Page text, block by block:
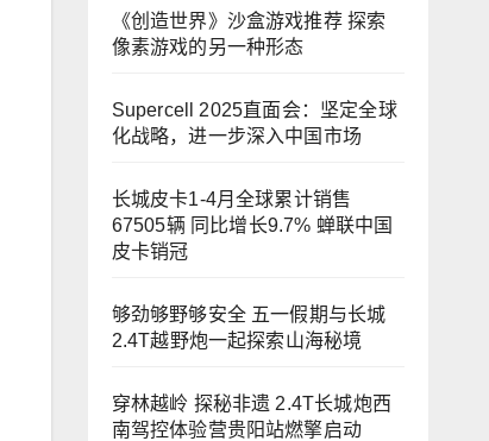
《创造世界》沙盒游戏推荐 探索
像素游戏的另一种形态
Supercell 2025直面会：坚定全球
化战略，进一步深入中国市场
长城皮卡1-4月全球累计销售
67505辆 同比增长9.7% 蝉联中国
皮卡销冠
够劲够野够安全 五一假期与长城
2.4T越野炮一起探索山海秘境
穿林越岭 探秘非遗 2.4T长城炮西
南驾控体验营贵阳站燃擎启动